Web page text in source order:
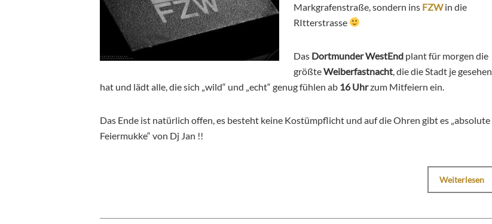
Markgrafenstraße, sondern ins FZWin die
RItterstrasse
Das Dortmunder WestEnd plant für morgen die
größteWeiberfastnacht , die die Stadt je gesehen
hat und lädt alle, die sich „wild“ und „echt“ genug fühlen ab 16 Uhrzum Mitfeiern ein.
Das Ende ist natürlich offen, es besteht keine Kostümpflicht und auf die Ohren gibt es „absolute
Feiermukke“ von Dj Jan !!
Weiterlesen